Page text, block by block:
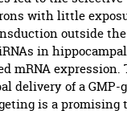
with little
outside
in
mRNA expression.
delivery of a GMP-
is a promising